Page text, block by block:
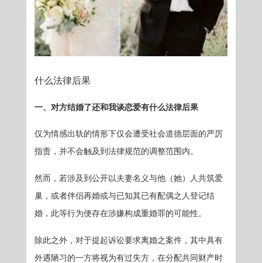
什么法律后果
一、对方结婚了还和我谈恋爱有什么法律后果
仅为情感出轨的情形下仅会遭受社会道德层面的严厉
指责，并不会触及到法律规范的调整范围内。
然而，若涉及到公开以夫妻名义与他（她）人共筑爱
巢，或者伴侣再婚或与已知其已有配偶之人登记结
婚，此等行为便存在涉嫌构成重婚罪的可能性。
除此之外，对于提起诉讼要求离婚之案件，其中具有
外遇陋习的一方将视为有过失方，在分配共同财产时